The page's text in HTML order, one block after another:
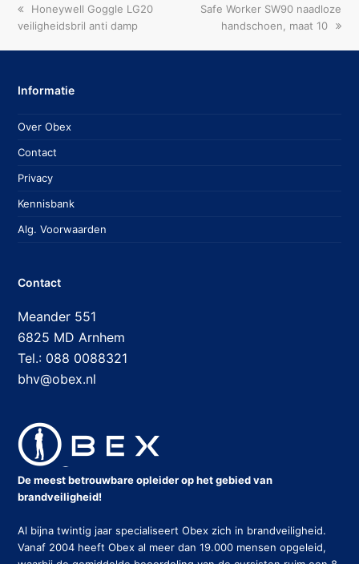
previous
post:
Honeywell Goggle LG20
veiligheidsbril anti damp
next
post:
Safe Worker SW90 naadloze
handschoen, maat 10
Informatie
Over Obex
Contact
Privacy
Kennisbank
Alg. Voorwaarden
Contact
Meander 551
6825 MD Arnhem
Tel.: 088 0088321
bhv@obex.nl
De meest betrouwbare opleider op het gebied van
brandveiligheid!
Al bijna twintig jaar specialiseert Obex zich in brandveiligheid.
Vanaf 2004 heeft Obex al meer dan 19.000 mensen opgeleid,